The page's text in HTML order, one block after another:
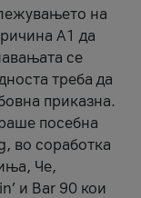
на
А1 да
се
треба да
приказна.
посебна
во соработка
Че,
и Bar 90 кои